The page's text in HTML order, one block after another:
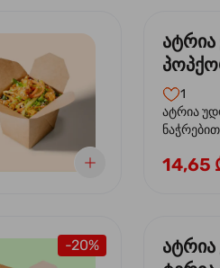
ატრია
სოსუით
1
ატრია
ნაჭრებით,
ნიორი)
14,65
-20%